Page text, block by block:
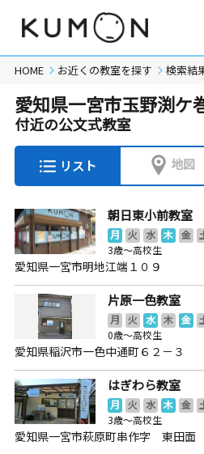
HOME お近くの教室を探す 検索結
愛知県一宮市玉野渕ケ
付近の公文式教室
リスト 地図
朝日東小前教室
月 火 水 木 金
3歳～高校生
愛知県一宮市明地江端１０９
片原一色教室
月 火 水 木 金
0歳～高校生
愛知県稲沢市一色中通町６２－３
はぎわら教室
月 火 水 木 金
3歳～高校生
愛知県一宮市萩原町串作字 東田面